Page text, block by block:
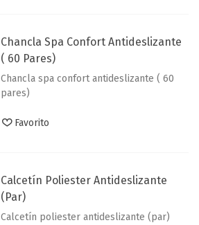
Chancla Spa Confort Antideslizante
( 60 Pares)
Chancla spa confort antideslizante ( 60
pares)
Favorito
Calcetín Poliester Antideslizante
(par)
Calcetín poliester antideslizante (par)